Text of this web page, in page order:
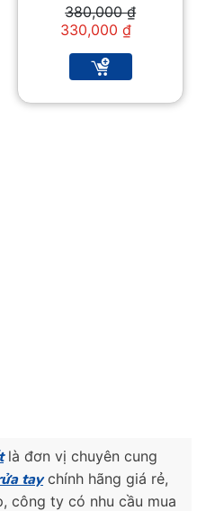
380,000₫
Giá
gốc
380,000 ₫.
330,000₫
Giá
hiện
là:
330,000 ₫.
là đơn vị chuyên cung
taychính hãng giá rẻ,
công ty có nhu cầu mua